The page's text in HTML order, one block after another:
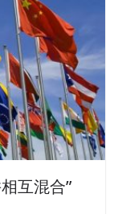
互混合”